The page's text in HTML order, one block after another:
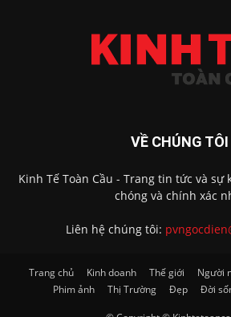
VỀ CHÚNG TÔI
Kinh Tế Toàn Cầu - Trang tin tức và
chóng và chính xác
Liên hệ chúng tôi:
Trang chủ Kinh doanh Thế giới Người
Phim ảnh
Thị Trường Đẹp Đời